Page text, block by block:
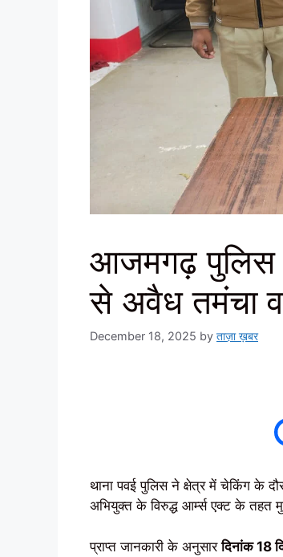
आजमगढ़ पुलिस
से अवैध तमंचा व
December 18, 2025 by ताज़ा ख़बर
थाना पवई पुलिस ने क्षेत्र में चेकिंग के
अभियुक्त के विरुद्ध आर्म्स एक्ट के तहत
प्राप्त जानकारी के अनुसारदिनांक 18